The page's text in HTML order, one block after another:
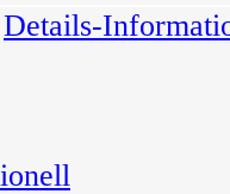
Details-